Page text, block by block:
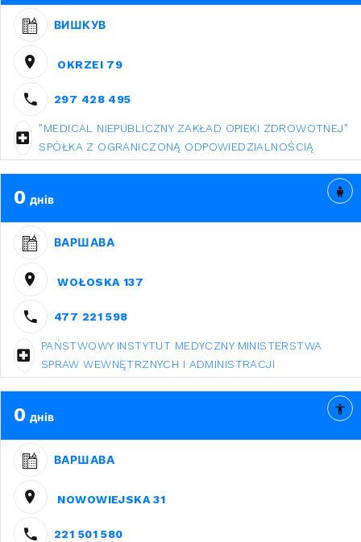
ВИШКУВ
OKRZEI 79
297 428 495
"MEDICAL NIEPUBLICZNY ZAKŁAD OPIEKI ZDROWOTNEJ"
SPÓŁKA Z OGRANICZONĄ ODPOWIEDZIALNOŚCIĄ
0 днів
ВАРШАВА
WOŁOSKA 137
477 221 598
PAŃSTWOWY INSTYTUT MEDYCZNY MINISTERSTWA
SPRAW WEWNĘTRZNYCH I ADMINISTRACJI
0 днів
ВАРШАВА
NOWOWIEJSKA 31
221 501 580